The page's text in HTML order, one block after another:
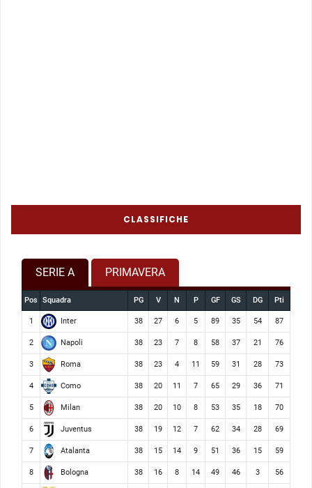
CLASSIFICHE
SERIE A PRIMAVERA
Pos Squadra PG V N P GF GS DG Pti
1 Inter 38 27 6 5 89 35 54 87
2 Napoli 38 23 7 8 58 37 21 76
3 Roma 38 23 4 11 59 31 28 73
4 Como 38 20 11 7 65 29 36 71
5 Milan 38 20 10 8 53 35 18 70
6 Juventus 38 19 12 7 62 34 28 69
7 Atalanta 38 15 14 9 51 36 15 59
8 Bologna 38 16 8 14 49 46 3 56